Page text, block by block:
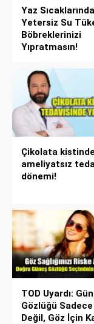
Yaz Sıcaklarında
Yetersiz Su
Böbreklerinizi
Yıpratmasın!
Çikolata kistinde
ameliyatsız
dönemi!
TOD Uyardı:
Gözlüğü Sadece
Değil, Göz İçin